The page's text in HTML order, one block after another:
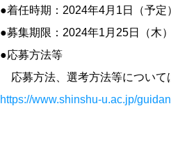
●着任時期：2024年4月1日（予定
●募集期限：2024年1月25日（木
●応募方法等
応募方法、選考方法等について
https://www.shinshu-u.ac.jp/